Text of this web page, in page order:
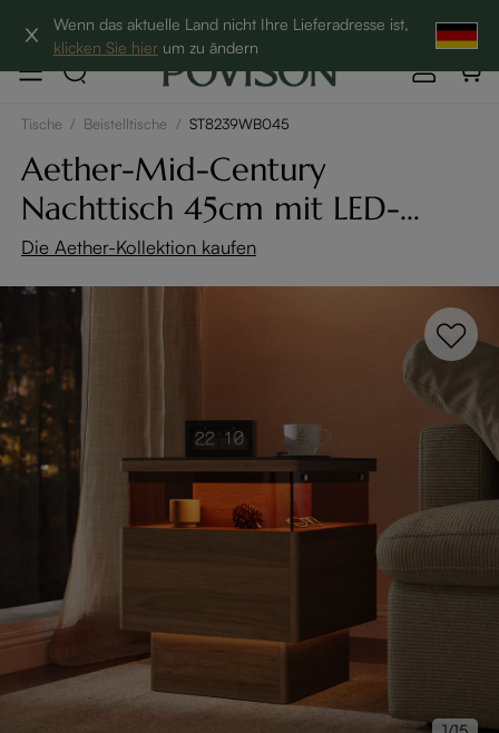
Wenn das aktuelle Land nicht Ihre Lieferadresse ist,
klicken Sie hierum zu ändern
Hottest Bundles| 12% Auf Beliebte Bundles→
Tische / Beistelltische / ST8239WB045
Aether-Mid-Century
Nachttisch 45cm mit LED-
Beleuchtung
Die Aether-Kollektion kaufen